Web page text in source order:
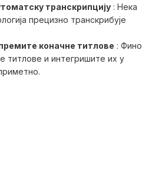
транскрипцију : Нека
прецизно транскрибује
коначне титлове : Фино
титлове и интегришите их у